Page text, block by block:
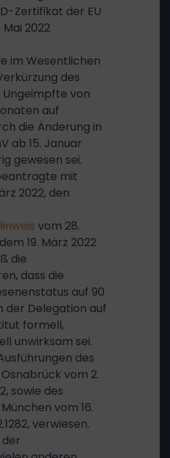
Zertifikat der EU
2022
im Wesentlichen
des
von
auf
die Änderung in
ab 15. Januar
gewesen sei.
mit
2022, den
vom 28.
19. März 2022
die
dass die
auf 90
der Delegation auf
formell,
unwirksam sei.
des
vom 2.
sowie des
vom 16.
verwiesen.